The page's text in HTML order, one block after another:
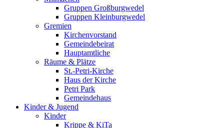
Gruppen Großburgwedel
Gruppen Kleinburgwedel
Gremien
Kirchenvorstand
Gemeindebeirat
Hauptamtliche
Räume & Plätze
St.-Petri-Kirche
Haus der Kirche
Petri Park
Gemeindehaus
Kinder & Jugend
Kinder
Krippe & KiTa